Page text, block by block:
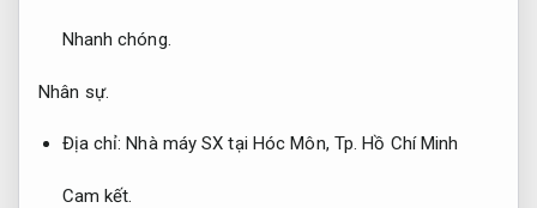
Nhanh chóng.
Nhân sự.
Địa chỉ: Nhà máy SX tại Hóc Môn, Tp. Hồ Chí Minh
Cam kết.